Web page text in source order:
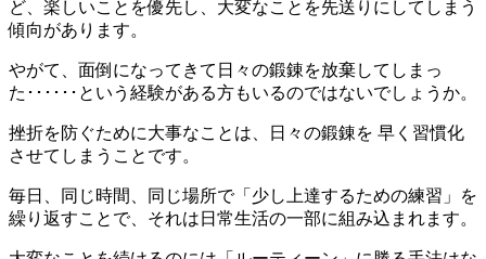
ど、楽しいことを優先し、大変なことを先送りにしてしまう
傾向があります。
やがて、面倒になってきて日々の鍛錬を放棄してしまっ
た･･････という経験がある方もいるのではないでしょうか。
挫折を防ぐために大事なことは、日々の鍛錬を 早く習慣化
させてしまうことです。
毎日、同じ時間、同じ場所で「少し上達するための練習」を
繰り返すことで、それは日常生活の一部に組み込まれます。